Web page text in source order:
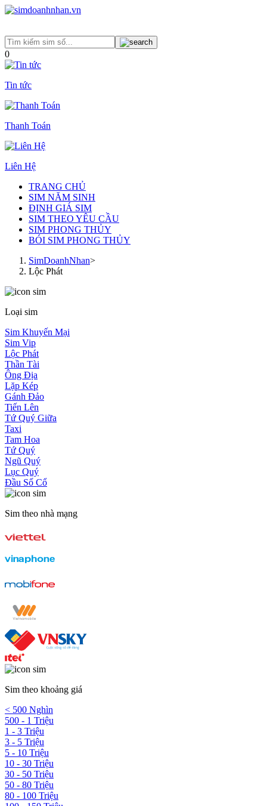
0
Tin tức
Thanh Toán
Liên Hệ
TRANG CHỦ
SIM NĂM SINH
ĐỊNH GIÁ SIM
SIM THEO YÊU CẦU
SIM PHONG THỦY
BÓI SIM PHONG THỦY
SimDoanhNhan>
Lộc Phát
Loại sim
Sim Khuyến Mại
Sim Vip
Lộc Phát
Thần Tài
Ông Địa
Lặp Kép
Gánh Đảo
Tiến Lên
Tứ Quý Giữa
Taxi
Tam Hoa
Tứ Quý
Ngũ Quý
Lục Quý
Đầu Số Cổ
Sim theo nhà mạng
Sim theo khoảng giá
< 500 Nghìn
500 - 1 Triệu
1 - 3 Triệu
3 - 5 Triệu
5 - 10 Triệu
10 - 30 Triệu
30 - 50 Triệu
50 - 80 Triệu
80 - 100 Triệu